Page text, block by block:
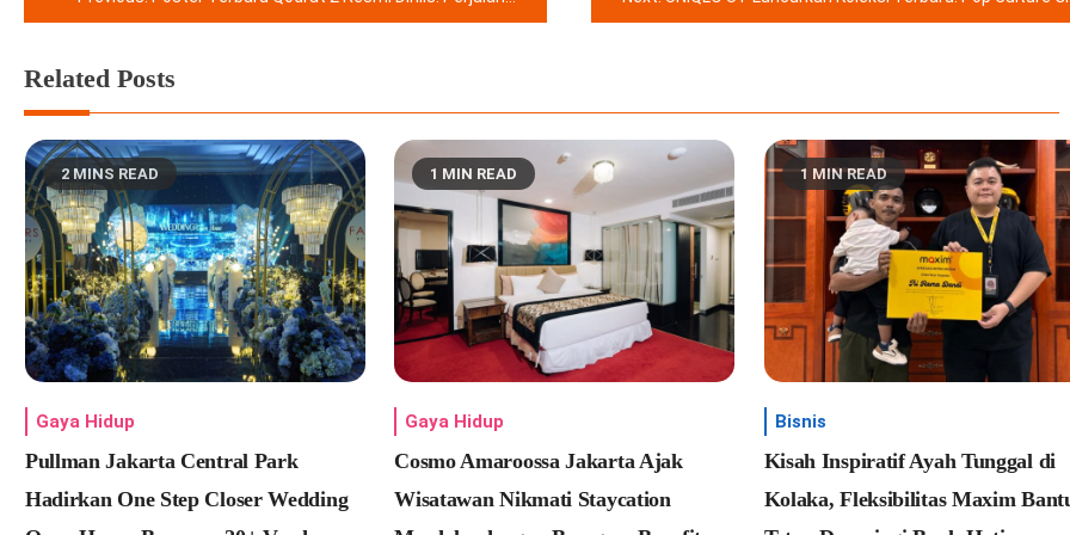
Related Posts
2 MINS READ
Gaya Hidup
Pullman Jakarta Central Park
Hadirkan One Step Closer Wedding
1 MIN READ
Gaya Hidup
Cosmo Amaroossa Jakarta Ajak
Wisatawan Nikmati Staycation
1 MIN READ
Bisnis
Kisah Inspiratif Ayah Tunggal di
Kolaka, Fleksibilitas Maxim